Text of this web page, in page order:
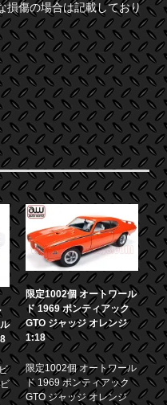
損傷の場合は記載しており
限定1002個 オートワール
ド 1969 ポンティアック
GTO ジャッジ オレンジ
1:18
限定1002個 オートワール
ド 1969 ポンティアック
GTO ジャッジ オレンジ